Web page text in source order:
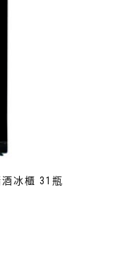
冰櫃 31瓶